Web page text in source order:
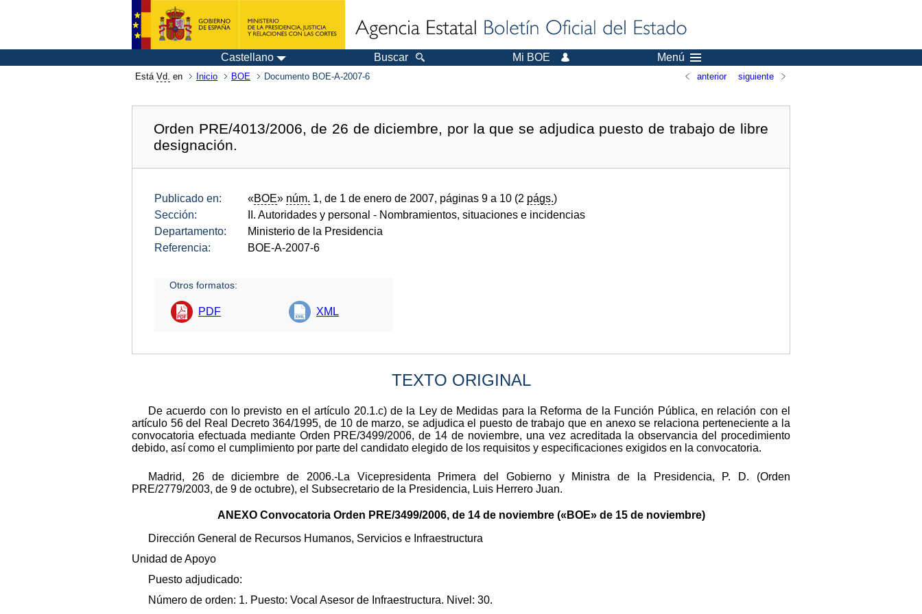
Castellano Buscar Mi BOE Menú
Está Vd. en Inicio BOE Documento BOE-A-2007-6 anterior siguiente
Orden PRE/4013/2006, de 26 de diciembre, por la que se adjudica puesto de trabajo de libre
designación.
Publicado en: «BOE» núm. 1, de 1 de enero de 2007, páginas 9 a 10 (2 págs.)
Sección:
II. Autoridades y personal - Nombramientos, situaciones e incidencias
Departamento:
Ministerio de la Presidencia
Referencia:
BOE-A-2007-6
Otros formatos:
PDF XML
TEXTO ORIGINAL
De acuerdo con lo previsto en el artículo 20.1.c) de la Ley de Medidas para la Reforma de la Función Pública, en relación con el
artículo 56 del Real Decreto 364/1995, de 10 de marzo, se adjudica el puesto de trabajo que en anexo se relaciona perteneciente a la
convocatoria efectuada mediante Orden PRE/3499/2006, de 14 de noviembre, una vez acreditada la observancia del procedimiento
debido, así como el cumplimiento por parte del candidato elegido de los requisitos y especificaciones exigidos en la convocatoria.
Madrid, 26 de diciembre de 2006.-La Vicepresidenta Primera del Gobierno y Ministra de la Presidencia, P. D. (Orden
PRE/2779/2003, de 9 de octubre), el Subsecretario de la Presidencia, Luis Herrero Juan.
ANEXO Convocatoria Orden PRE/3499/2006, de 14 de noviembre («BOE» de 15 de noviembre)
Dirección General de Recursos Humanos, Servicios e Infraestructura
Unidad de Apoyo
Puesto adjudicado:
Número de orden: 1. Puesto: Vocal Asesor de Infraestructura. Nivel: 30.